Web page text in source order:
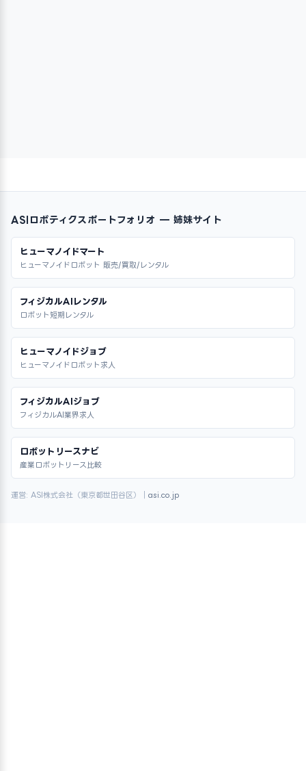
ASIロボティクスポートフォリオ — 姉妹サイト
ヒューマノイドマート
ヒューマノイドロボット 販売/買取/レンタル
フィジカルAIレンタル
ロボット短期レンタル
ヒューマノイドジョブ
ヒューマノイドロボット求人
フィジカルAIジョブ
フィジカルAI業界求人
ロボットリースナビ
産業ロボットリース比較
運営: ASI株式会社（東京都世田谷区）｜ asi.co.jp